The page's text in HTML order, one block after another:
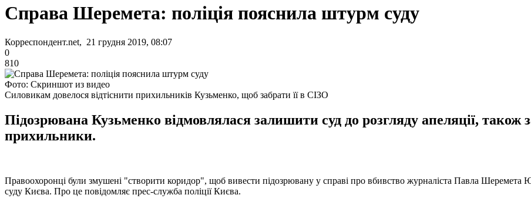
Справа Шеремета: поліція пояснила штурм суду
Корреспондент.net, 21 грудня 2019, 08:07
0
810
Фото: Скриншот из видео
Силовикам довелося відтіснити прихильників Кузьменко, щоб забрати її в СІЗО
Підозрювана Кузьменко відмовлялася залишити суд до розгляду апеляції, також
прихильники.
Правоохоронці були змушені "створити коридор", щоб вивести підозрювану у справі про вбивство журналіста Павла Шеремета
суду Києва. Про це повідомляє прес-служба поліції Києва.